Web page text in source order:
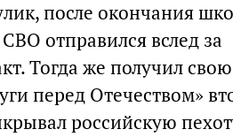
после окончания
отправился вслед за
Тогда же получил свою
перед Отечеством»
российскую